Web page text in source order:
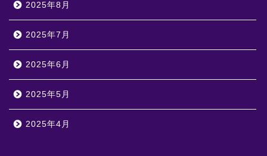
2025年8月
2025年7月
2025年6月
2025年5月
2025年4月